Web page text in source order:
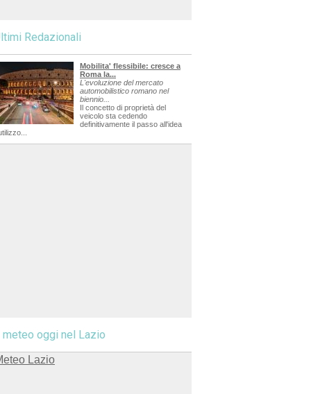
Redazionali
Mobilita' flessibile: cresce a
Roma la...
L'evoluzione del mercato
automobilistico romano nel
biennio...
Il concetto di proprietà del
veicolo sta cedendo
definitivamente il passo all'idea
meteo oggi nel Lazio